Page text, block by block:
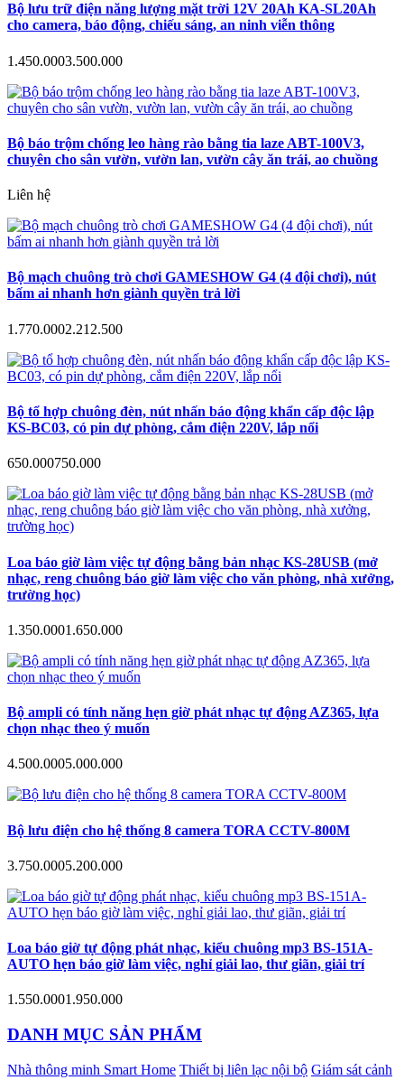
Bộ lưu trữ điện năng lượng mặt trời 12V 20Ah KA-SL20Ah
cho camera, báo động, chiếu sáng, an ninh viễn thông
1.450.0003.500.000
Bộ báo trộm chống leo hàng rào bằng tia laze ABT-100V3,
chuyên cho sân vườn, vườn lan, vườn cây ăn trái, ao chuồng
Liên hệ
Bộ mạch chuông trò chơi GAMESHOW G4 (4 đội chơi), nút
bấm ai nhanh hơn giành quyền trả lời
1.770.0002.212.500
Bộ tổ hợp chuông đèn, nút nhấn báo động khẩn cấp độc lập
KS-BC03, có pin dự phòng, cắm điện 220V, lắp nổi
650.000750.000
Loa báo giờ làm việc tự động bằng bản nhạc KS-28USB (mở
nhạc, reng chuông báo giờ làm việc cho văn phòng, nhà xưởng,
trường học)
1.350.0001.650.000
Bộ ampli có tính năng hẹn giờ phát nhạc tự động AZ365, lựa
chọn nhạc theo ý muốn
4.500.0005.000.000
Bộ lưu điện cho hệ thống 8 camera TORA CCTV-800M
3.750.0005.200.000
Loa báo giờ tự động phát nhạc, kiểu chuông mp3 BS-151A-
AUTO hẹn báo giờ làm việc, nghỉ giải lao, thư giãn, giải trí
1.550.0001.950.000
DANH MỤC SẢN PHẨM
Nhà thông minh Smart Home Thiết bị liên lạc nội bộ Giám sát cảnh